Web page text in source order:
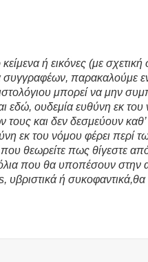
ή εικόνες (με
συγγραφέων, παρακαλούμε
μπορεί να μην
εδώ, ουδεμία ευθύνη εκ
τους και δεν δεσμεύουν
εκ του νόμου φέρει
θεωρείτε πως θίγεστε
που θα υποπέσουν στην
ή συκοφαντικά,θα